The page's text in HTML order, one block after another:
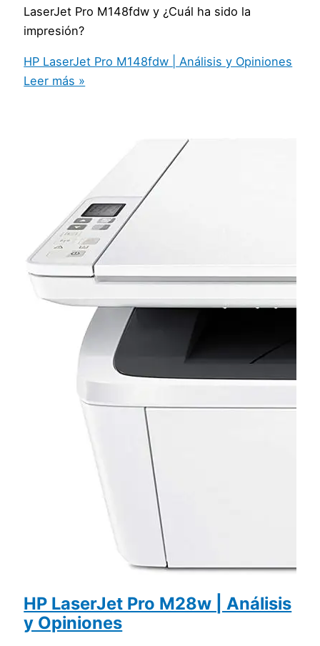
LaserJet Pro M148fdw y ¿Cuál ha sido la
impresión?
HP LaserJet Pro M148fdw | Análisis y Opiniones
Leer más »
HP LaserJet Pro M28w | Análisis
y Opiniones